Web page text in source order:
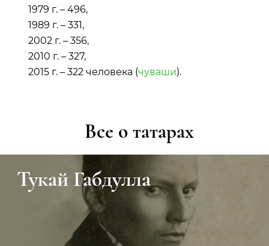
1979 г. – 496,
1989 г. – 331,
2002 г. – 356,
2010 г. – 327,
2015 г. – 322 человека (чуваши).
Все о татарах
Тукай Габдулла